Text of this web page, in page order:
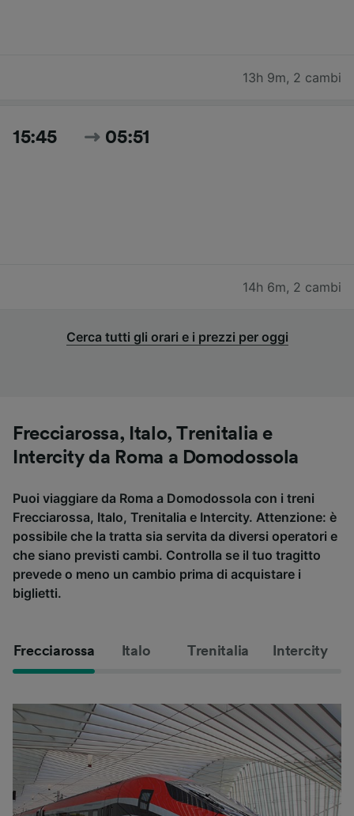
13h 9m, 2 cambi
15:45 05:51
14h 6m, 2 cambi
Cerca tutti gli orari e i prezzi per oggi
Frecciarossa, Italo, Trenitalia e
Intercity da Roma a Domodossola
Puoi viaggiare da Roma a Domodossola con i treni
Frecciarossa, Italo, Trenitalia e Intercity. Attenzione: è
possibile che la tratta sia servita da diversi operatori e
che siano previsti cambi. Controlla se il tuo tragitto
prevede o meno un cambio prima di acquistare i
biglietti.
Frecciarossa Italo Trenitalia Intercity